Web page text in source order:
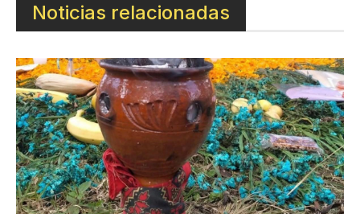
Noticias relacionadas